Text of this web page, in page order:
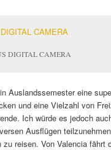
DIGITAL CAMERA
Auslandssemester eine
und eine Vielzahl von
Ich würde es jedoch
Ausflügen
reisen. Von Valencia fährt